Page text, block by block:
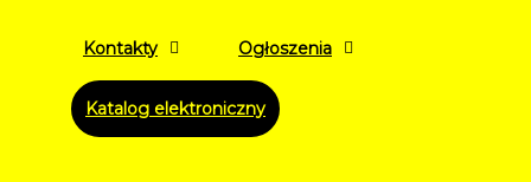
Kontakty Ogłoszenia
Katalog elektroniczny